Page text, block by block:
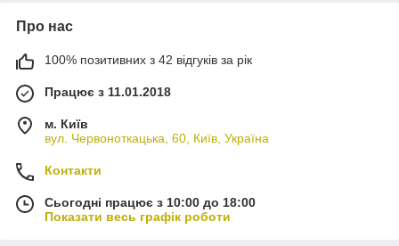
Про нас
100% позитивних з 42 відгуків за рік
Працює з 11.01.2018
м. Київ
вул. Червоноткацька, 60, Київ, Україна
Контакти
Сьогодні працює з 10:00 до 18:00
Показати весь графік роботи